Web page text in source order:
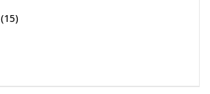
(15)